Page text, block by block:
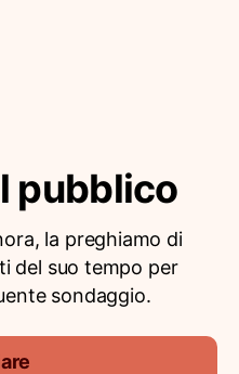
pubblico
la preghiamo di
del suo tempo per
sondaggio.